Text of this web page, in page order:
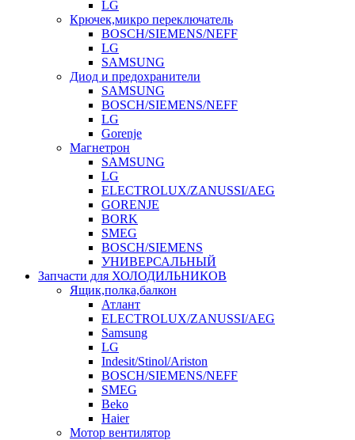
LG
Крючек,микро переключатель
BOSCH/SIEMENS/NEFF
LG
SAMSUNG
Диод и предохранители
SAMSUNG
BOSCH/SIEMENS/NEFF
LG
Gorenje
Магнетрон
SAMSUNG
LG
ELECTROLUX/ZANUSSI/AEG
GORENJE
BORK
SMEG
BOSCH/SIEMENS
УНИВЕРСАЛЬНЫЙ
Запчасти для ХОЛОДИЛЬНИКОВ
Ящик,полка,балкон
Атлант
ELECTROLUX/ZANUSSI/AEG
Samsung
LG
Indesit/Stinol/Ariston
BOSCH/SIEMENS/NEFF
SMEG
Beko
Haier
Мотор вентилятор